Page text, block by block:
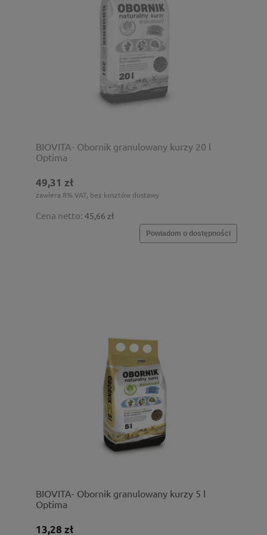
BIOVITA- Obornik granulowany kurzy 20 l
Optima
49,31 zł
zawiera 8% VAT, bez kosztów dostawy
Cena netto: 45,66 zł
Powiadom o dostępności
BIOVITA- Obornik granulowany kurzy 5 l
Optima
13,28 zł